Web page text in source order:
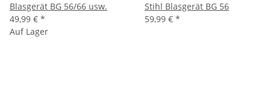
Blasgerät BG 56/66 usw.
49,99 € *
Stihl Blasgerät BG 56
59,99 € *
Auf Lager